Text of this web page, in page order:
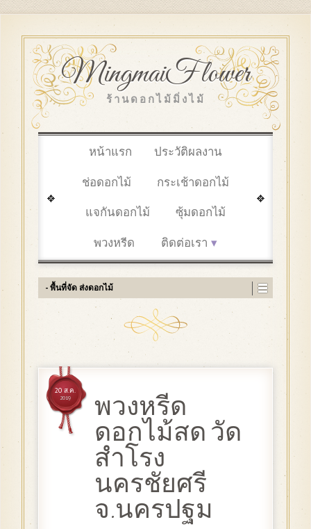
MingmaiFlower
ร้านดอกไม้มิ่งไม้
หน้าแรก
ประวัติผลงาน
ช่อดอกไม้
กระเช้าดอกไม้
แจกันดอกไม้
ซุ้มดอกไม้
พวงหรีด
ติดต่อเรา
- พื้นที่จัด ส่งดอกไม้
พวงหรีด
ดอกไม้สด วัด
สำโรง
นครชัยศรี
จ.นครปฐม
20 ส.ค.
2019